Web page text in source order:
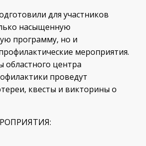
для участников
насыщенную
программу, но и
мероприятия.
областного центра
проведут
квесты и викторины о